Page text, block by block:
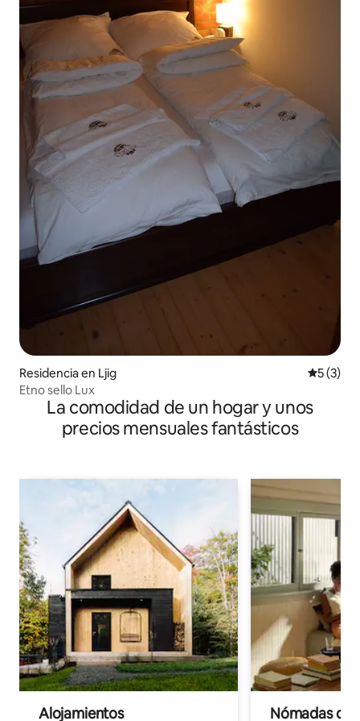
Residencia en Ljig
5 (3)
Etno sello Lux
La comodidad de un hogar y unos
precios mensuales fantásticos
Alojamientos Nómadas